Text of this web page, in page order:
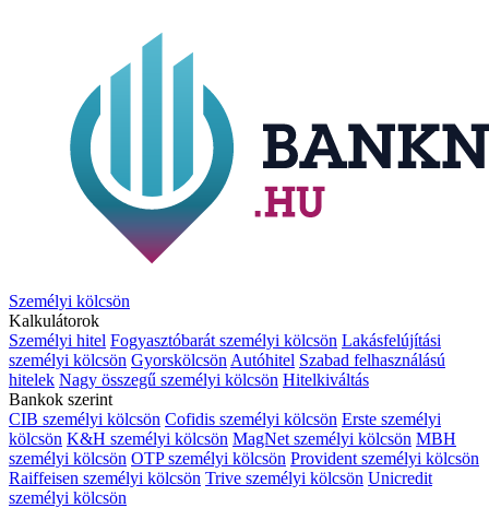
Személyi kölcsön
Kalkulátorok
Személyi hitel Fogyasztóbarát személyi kölcsön Lakásfelújítási
személyi kölcsön Gyorskölcsön Autóhitel Szabad felhasználású
hitelek Nagy összegű személyi kölcsön Hitelkiváltás
Bankok szerint
CIB személyi kölcsön Cofidis személyi kölcsön Erste személyi
kölcsön K&H személyi kölcsön MagNet személyi kölcsön MBH
személyi kölcsön OTP személyi kölcsön Provident személyi kölcsön
Raiffeisen személyi kölcsön Trive személyi kölcsön Unicredit
személyi kölcsön